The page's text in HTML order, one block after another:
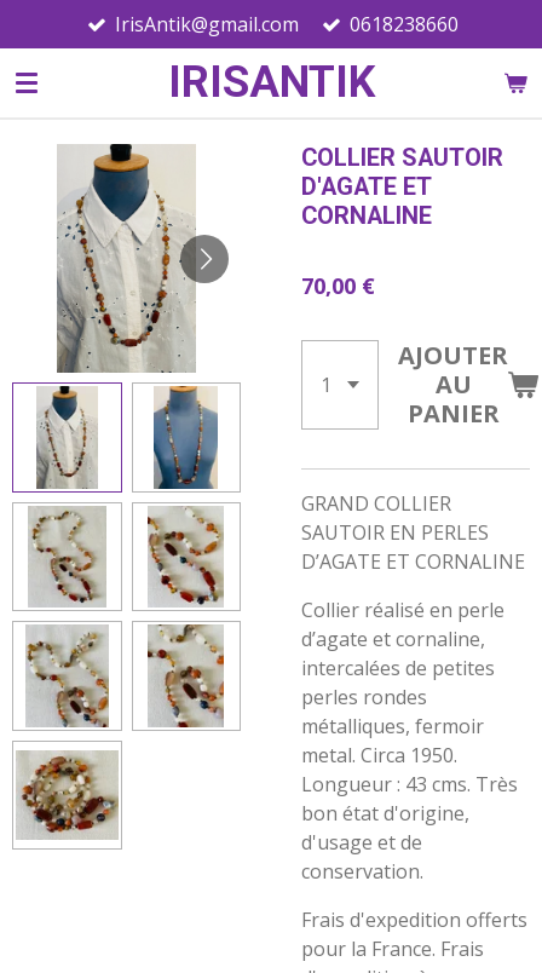
au
contenu
IRISANTIK
IrisAntik@gmail.com 0618238660
COLLIER SAUTOIR
D'AGATE ET
CORNALINE
70,00 €
AJOUTER
AU
PANIER
GRAND COLLIER
SAUTOIR EN PERLES
D’AGATE ET CORNALINE
Collier réalisé en perle
d’agate et cornaline,
intercalées de petites
perles rondes
métalliques, fermoir
metal. Circa 1950.
Longueur : 43 cms. Très
bon état d'origine,
d'usage et de
conservation.
Frais d'expedition offerts
pour la France. Frais